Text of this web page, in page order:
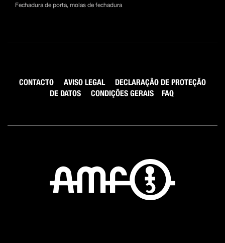
Fechadura de porta, molas de fechadura
CONTACTO AVISO LEGAL
DECLARAÇÃO DE PROTEÇÃO
DE DATOS
CONDIÇÕES GERAIS FAQ